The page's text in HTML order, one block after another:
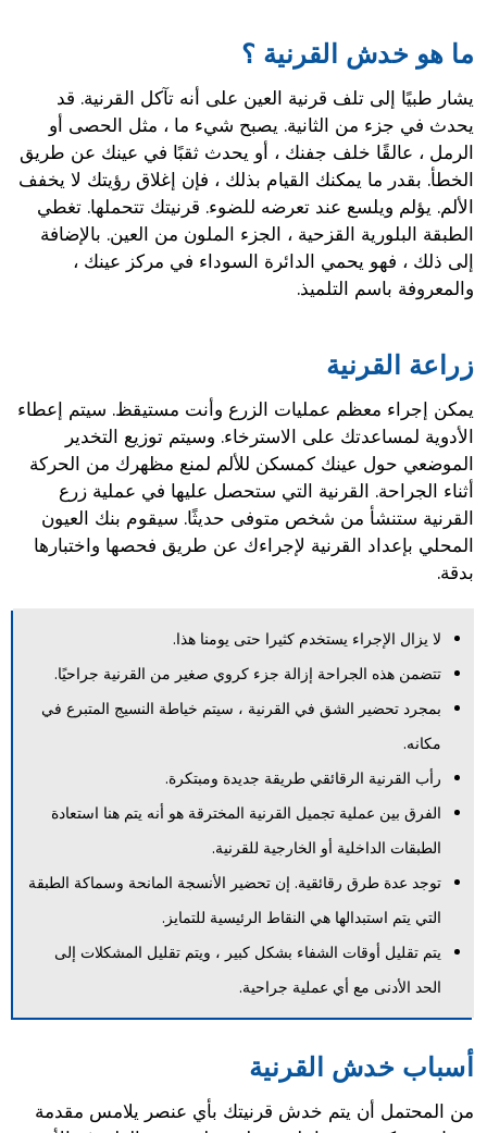
ما هو خدش القرنية ؟
يشار طبيًا إلى تلف قرنية العين على أنه تآكل القرنية. قد
يحدث في جزء من الثانية. يصبح شيء ما ، مثل الحصى أو
الرمل ، عالقًا خلف جفنك ، أو يحدث ثقبًا في عينك عن طريق
الخطأ. بقدر ما يمكنك القيام بذلك ، فإن إغلاق رؤيتك لا يخفف
الألم. يؤلم ويلسع عند تعرضه للضوء. قرنيتك تتحملها. تغطي
الطبقة البلورية القزحية ، الجزء الملون من العين. بالإضافة
إلى ذلك ، فهو يحمي الدائرة السوداء في مركز عينك ،
والمعروفة باسم التلميذ.
زراعة القرنية
يمكن إجراء معظم عمليات الزرع وأنت مستيقظ. سيتم إعطاء
الأدوية لمساعدتك على الاسترخاء. وسيتم توزيع التخدير
الموضعي حول عينك كمسكن للألم لمنع مظهرك من الحركة
أثناء الجراحة. القرنية التي ستحصل عليها في عملية زرع
القرنية ستنشأ من شخص متوفى حديثًا. سيقوم بنك العيون
المحلي بإعداد القرنية لإجراءك عن طريق فحصها واختبارها
بدقة.
لا يزال الإجراء يستخدم كثيرا حتى يومنا هذا.
تتضمن هذه الجراحة إزالة جزء كروي صغير من القرنية جراحيًا.
بمجرد تحضير الشق في القرنية ، سيتم خياطة النسيج المتبرع في
مكانه.
رأب القرنية الرقائقي طريقة جديدة ومبتكرة.
الفرق بين عملية تجميل القرنية المخترقة هو أنه يتم هنا استعادة
الطبقات الداخلية أو الخارجية للقرنية.
توجد عدة طرق رقائقية. إن تحضير الأنسجة المانحة وسماكة الطبقة
التي يتم استبدالها هي النقاط الرئيسية للتمايز.
يتم تقليل أوقات الشفاء بشكل كبير ، ويتم تقليل المشكلات إلى
الحد الأدنى مع أي عملية جراحية.
أسباب خدش القرنية
من المحتمل أن يتم خدش قرنيتك بأي عنصر يلامس مقدمة